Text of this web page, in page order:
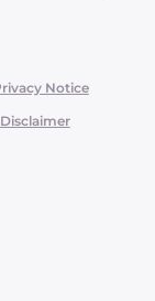
Notice
Disclaimer